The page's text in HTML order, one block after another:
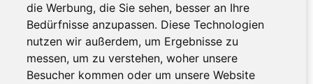
die Werbung, die Sie sehen, besser an Ihre
Bedürfnisse anzupassen. Diese Technologien
nutzen wir außerdem, um Ergebnisse zu
messen, um zu verstehen, woher unsere
Besucher kommen oder um unsere Website